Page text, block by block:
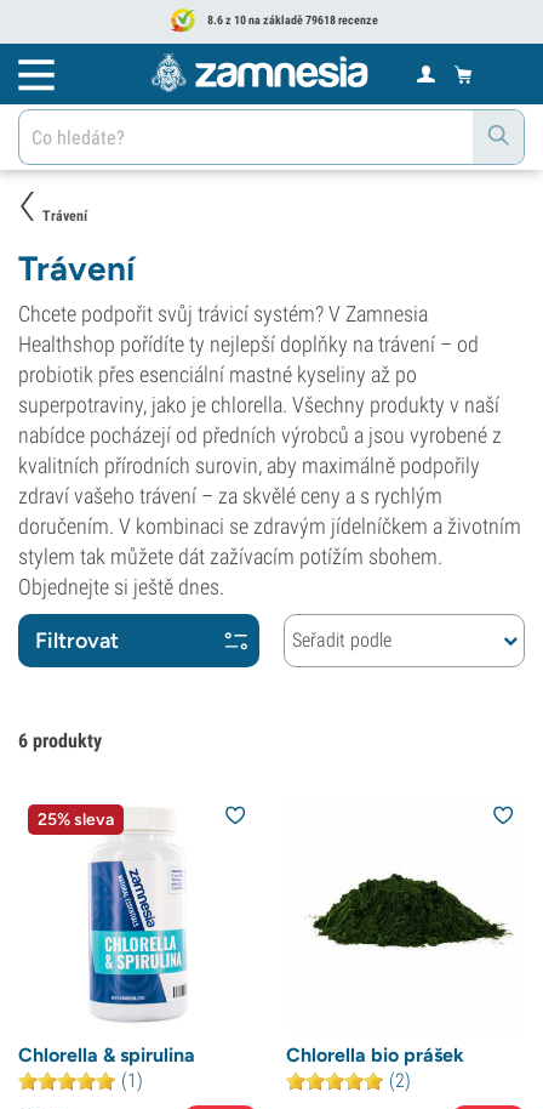
8.6 z 10 na základě 79618 recenze
Trávení
Trávení
Chcete podpořit svůj trávicí systém? V Zamnesia
Healthshop pořídíte ty nejlepší doplňky na trávení – od
probiotik přes esenciální mastné kyseliny až po
superpotraviny, jako je chlorella. Všechny produkty v naší
nabídce pocházejí od předních výrobců a jsou vyrobené z
kvalitních přírodních surovin, aby maximálně podpořily
zdraví vašeho trávení – za skvělé ceny a s rychlým
doručením. V kombinaci se zdravým jídelníčkem a životním
stylem tak můžete dát zažívacím potížím sbohem.
Objednejte si ještě dnes.
Filtrovat Seřadit podle
6 produkty
25% sleva
Chlorella & spirulina
(1)
Chlorella bio prášek
(2)